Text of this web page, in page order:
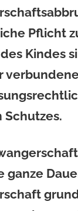
Pflicht
Kindes
ganze